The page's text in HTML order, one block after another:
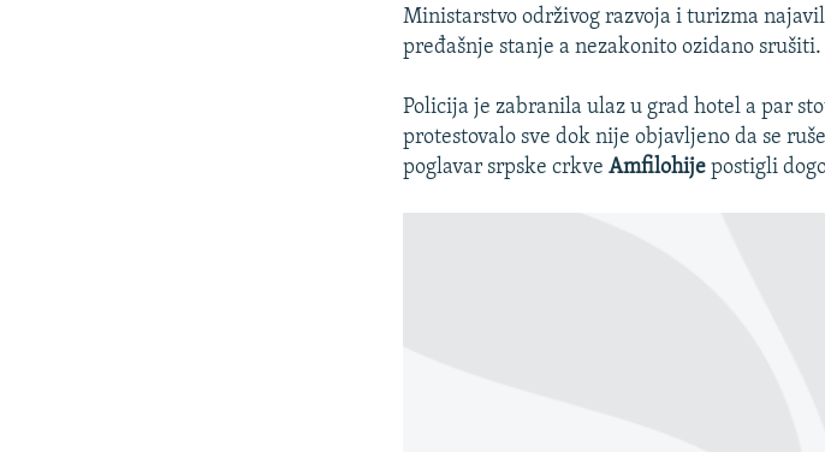
Ministarstvo održivog razvoja i turizma
pređašnje stanje a nezakonito ozidano srušiti.
Policija je zabranila ulaz u grad hotel a par
protestovalo sve dok nije objavljeno da se
poglavar srpske crkveAmfilohije postigli